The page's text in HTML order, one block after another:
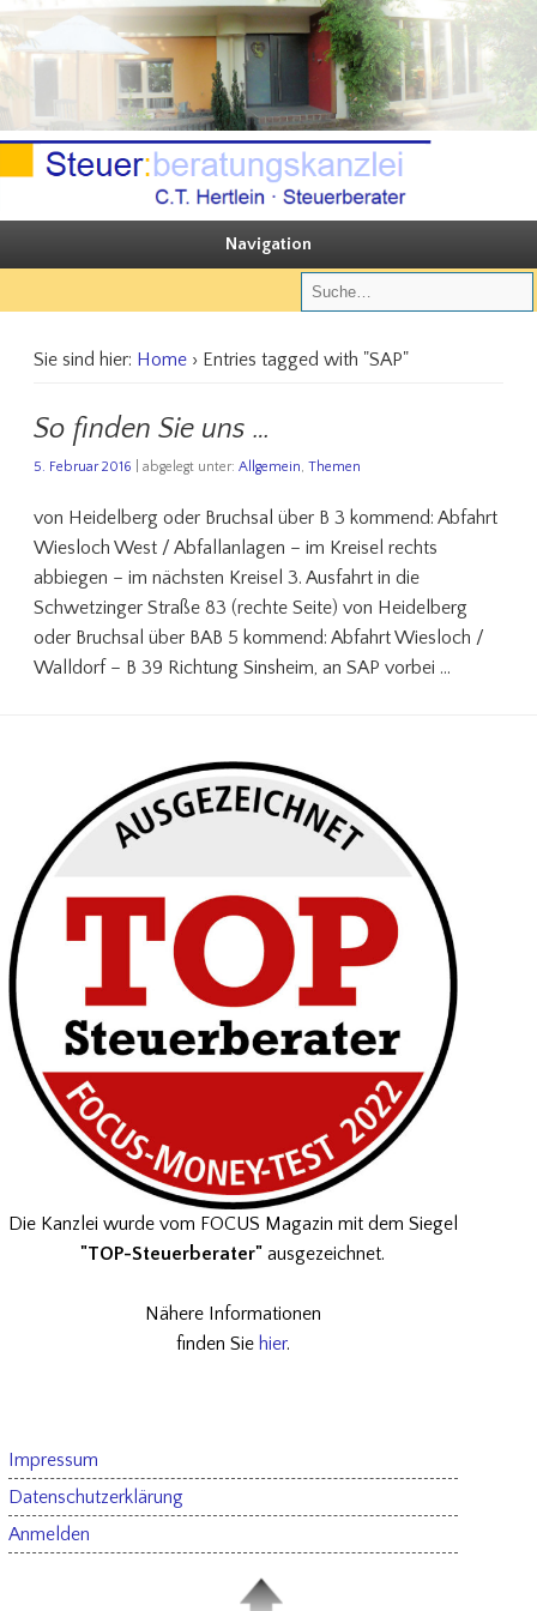
Steuerberatungskanzlei C.T. Hertlein
Sie steuern, wir beraten
Navigation
Sie sind hier: Home› Entries tagged with "SAP"
So finden Sie uns …
5. Februar 2016 | abgelegt unter: Allgemein Themen
von Heidelberg oder Bruchsal über B 3 kommend: Abfahrt
Wiesloch West / Abfallanlagen – im Kreisel rechts
abbiegen – im nächsten Kreisel 3. Ausfahrt in die
Schwetzinger Straße 83 (rechte Seite) von Heidelberg
oder Bruchsal über BAB 5 kommend: Abfahrt Wiesloch /
Walldorf – B 39 Richtung Sinsheim, an SAP vorbei …
Die Kanzlei wurde vom FOCUS Magazin mit dem Siegel
"TOP-Steuerberater" ausgezeichnet.
Nähere Informationen
finden Sie hier.
Impressum
Datenschutzerklärung
Anmelden